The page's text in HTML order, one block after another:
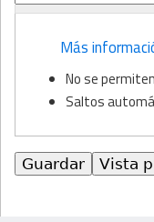
Más
No se
Saltos